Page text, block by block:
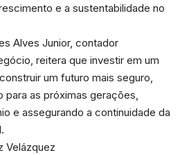
e a sustentabilidade no
Alves Junior, contador
reitera que investir em um
um futuro mais seguro,
para as próximas gerações,
e assegurando a continuidade da
Velázquez